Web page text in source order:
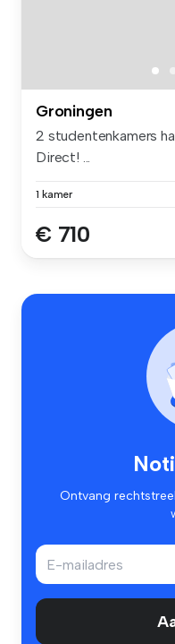
Groningen
2 studentenkamers
Direct! ...
1 kamer
€ 710
Ontvang